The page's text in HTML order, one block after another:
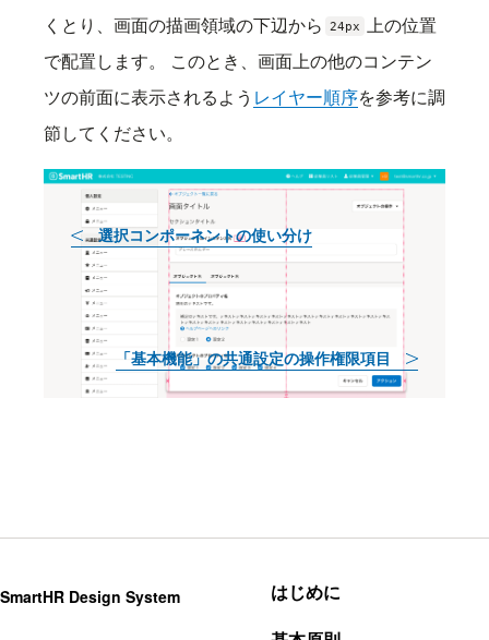
くとり、画面の描画領域の下辺から 24px
上の位置
で配置します。 このとき、画面上の他のコンテン
ツの前面に表示されるよう レイヤー順序を参考に調
節してください。
前へ
選択コンポーネントの使い分け
次へ
「基本機能」の共通設定の操作権限項目
SmartHR Design System はじめに